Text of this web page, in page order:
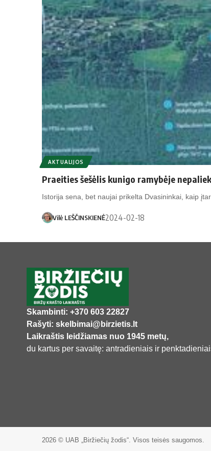
AKTUALIJOS
Praeities šešėlis kunigo ramybėje
Istorija sena, bet naujai prikelta Dvasininkai, kaip
Vilė LEŠČINSKIENĖ2024-02-18
Skambinti: +370 603 22827
Rašyti: skelbimai@birzietis.lt
Laikraštis leidžiamas nuo 1945 metų,
du kartus per savaitę: antradieniais ir
2026 © UAB „Biržiečių žodis“. Visos teisės saugomos.